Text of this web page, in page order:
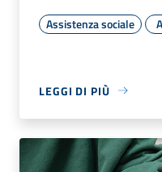
Assistenza sociale
LEGGI DI PIÙ